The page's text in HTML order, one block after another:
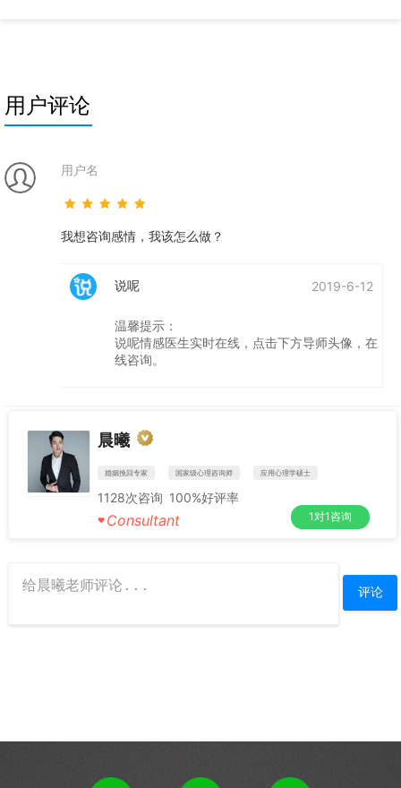
用户评论
用户名
我想咨询感情，我该怎么做？
说呢 2019-6-12
温馨提示：
说呢情感医生实时在线，点击下方导师头像，在
线咨询。
晨曦
婚姻挽回专家 国家级心理咨询师 应用心理学硕士
1128次咨询 100%好评率
♥ Consultant 1对1咨询